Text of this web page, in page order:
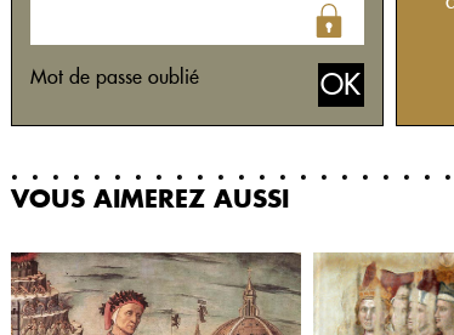
Mot de passe oublié
VOUS AIMEREZ AUSSI